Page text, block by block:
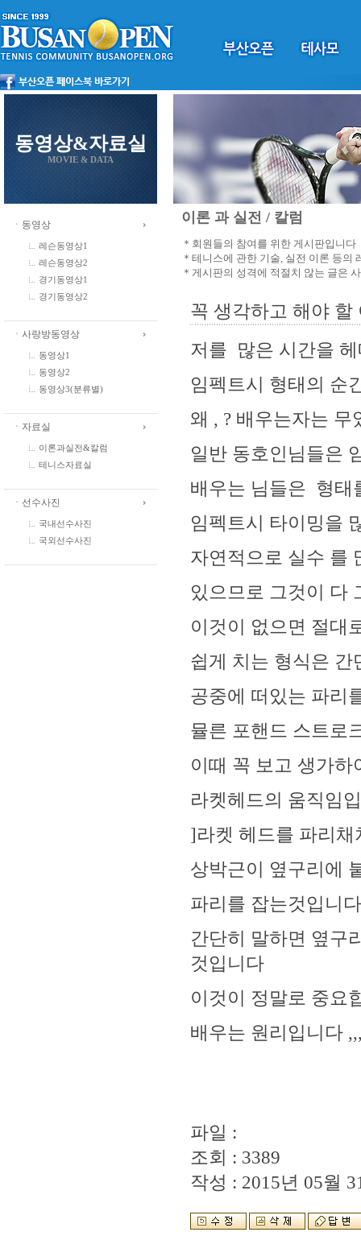
동영상&자료실
MOVIE & DATA
ㆍ동영상
레슨동영상1
레슨동영상2
경기동영상1
경기동영상2
ㆍ사랑방동영상
동영상1
동영상2
동영상3(분류별)
ㆍ자료실
이론과실전&칼럼
테니스자료실
ㆍ선수사진
국내선수사진
국외선수사진
이론 과 실전 / 칼럼
＊회원들의 참여를 위한 게시판입니다
＊테니스에 관한 기술, 실전 이론 등의
＊게시판의 성격에 적절치 않는 글은
꼭 생각하고 해야 할
저를 많은 시간을
임펙트시 형태의 순
왜 , ? 배우는자는 무
일반 동호인님들은
배우는 님들은 형태
임펙트시 타이밍을
자연적으로 실수 를
있으므로 그것이 다
이것이 없으면 절대
쉽게 치는 형식은 간
공중에 떠있는 파리
뮬른 포핸드 스트로
이때 꼭 보고 생가하
라켓헤드의 움직임
]라켓 헤드를 파리
상박근이 옆구리에
파리를 잡는것입니다
간단히 말하면 옆구
것입니다
이것이 정말로 중요
배우는 원리입니다
파일 :
조회 : 3389
작성 : 2015년 05월